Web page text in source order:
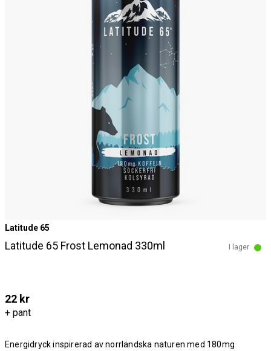
Latitude 65
Latitude 65 Frost Lemonad 330ml I lager
22 kr
+ pant
Energidryck inspirerad av norrländska naturen med 180mg